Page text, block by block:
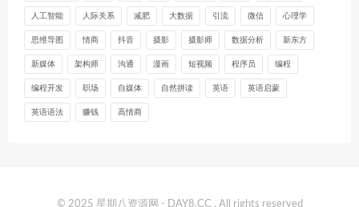
人工智能 人际关系 减肥 大数据 引流 微信 心理学
思维导图 情商 抖音 摄影 摄影师 数据分析 新东方
新媒体 架构师 沟通 漫画 短视频 程序员 编程
编程开发 职场 自媒体 自然拼读 英语 英语启蒙
英语语法 赚钱 高情商
© 2025 星期八资源网 - DAY8.CC . All rights reserved